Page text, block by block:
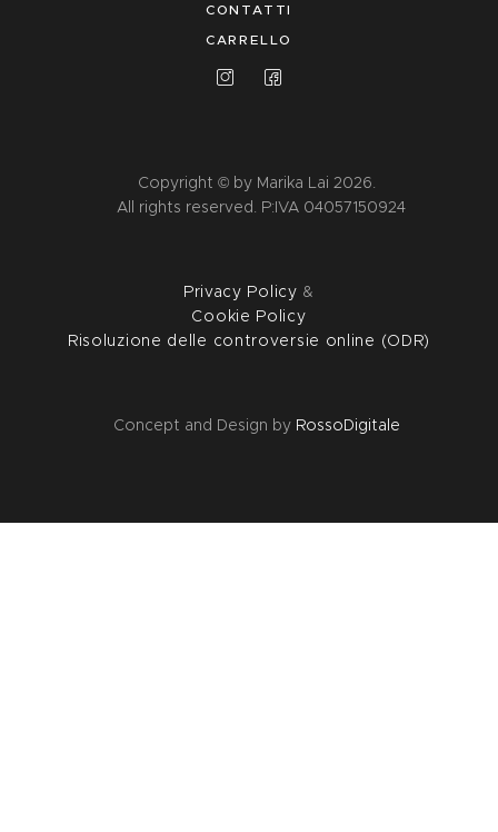
CONTATTI
CARRELLO
Copyright © by Marika Lai 2026.
All rights reserved. P:IVA 04057150924
Privacy Policy &
Cookie Policy
Risoluzione delle controversie online (ODR)
Concept and Design by RossoDigitale